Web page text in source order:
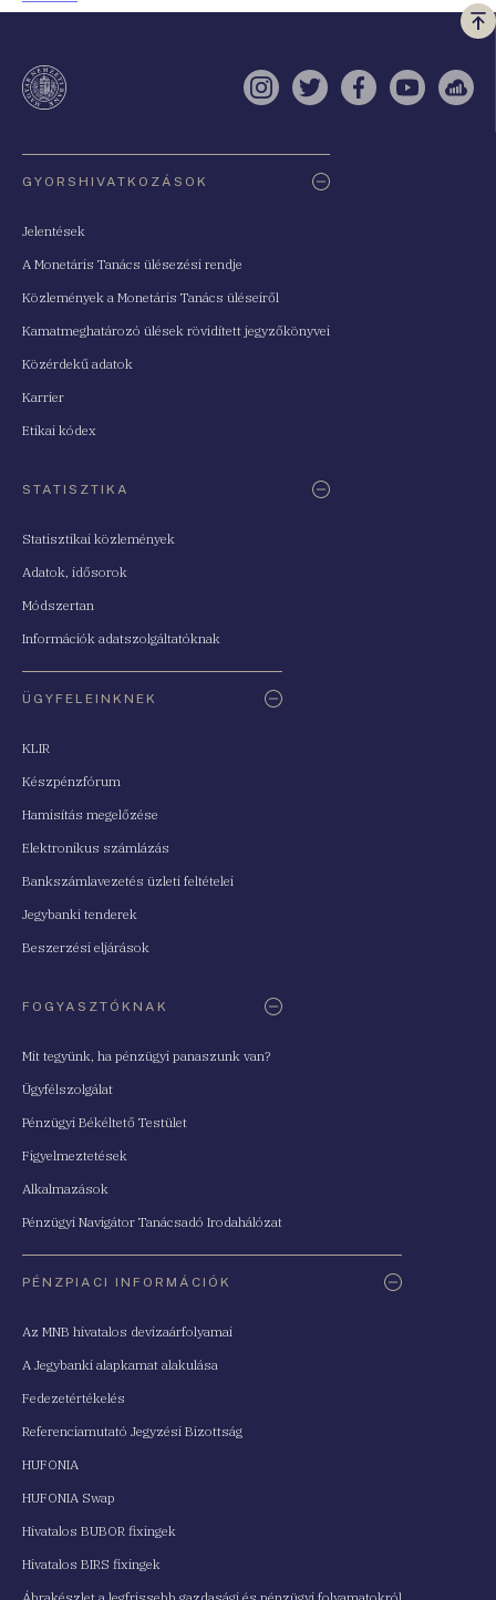
a
Instagram
TwitterFacebook
YouTube
GYORSHIVATKOZÁSOK
Jelentések
A Monetáris Tanács ülésezési rendje
Közlemények a Monetáris Tanács üléseiről
Kamatmeghatározó ülések rövidített jegyzőkönyvei
Közérdekű adatok
Karrier
Etikai kódex
STATISZTIKA
Statisztikai közlemények
Adatok, idősorok
Módszertan
Információk adatszolgáltatóknak
ÜGYFELEINKNEK
KLIR
Készpénzfórum
Hamisítás megelőzése
Elektronikus számlázás
Bankszámlavezetés üzleti feltételei
Jegybanki tenderek
Beszerzési eljárások
FOGYASZTÓKNAK
Mit tegyünk, ha pénzügyi panaszunk van?
Ügyfélszolgálat
Pénzügyi Békéltető Testület
Figyelmeztetések
Alkalmazások
Pénzügyi Navigátor Tanácsadó Irodahálózat
PÉNZPIACI INFORMÁCIÓK
Az MNB hivatalos devizaárfolyamai
A Jegybanki alapkamat alakulása
Fedezetértékelés
Referenciamutató Jegyzési Bizottság
HUFONIA
HUFONIA Swap
Hivatalos BUBOR fixingek
Hivatalos BIRS fixingek